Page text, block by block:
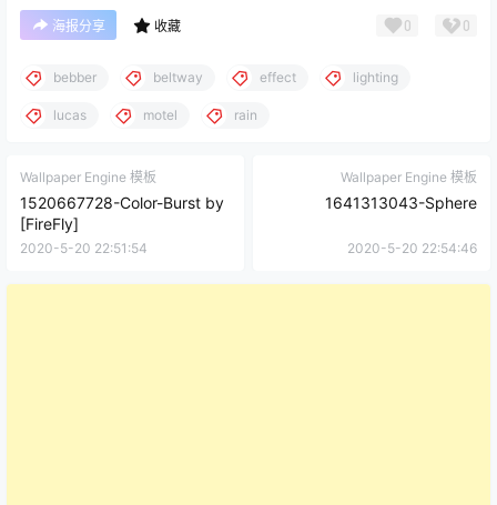
海报分享 收藏 0 0
bebber beltway effect lighting
lucas motel rain
Wallpaper Engine 模板
1520667728-Color-Burst by
[FireFly]
2020-5-20 22:51:54
Wallpaper Engine 模板
1641313043-Sphere
2020-5-20 22:54:46